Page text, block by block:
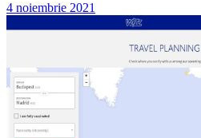
4 noiembrie 2021